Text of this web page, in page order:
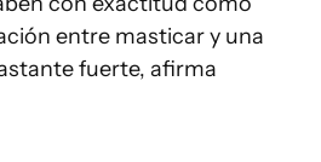
entre masticar y una
fuerte, afirma